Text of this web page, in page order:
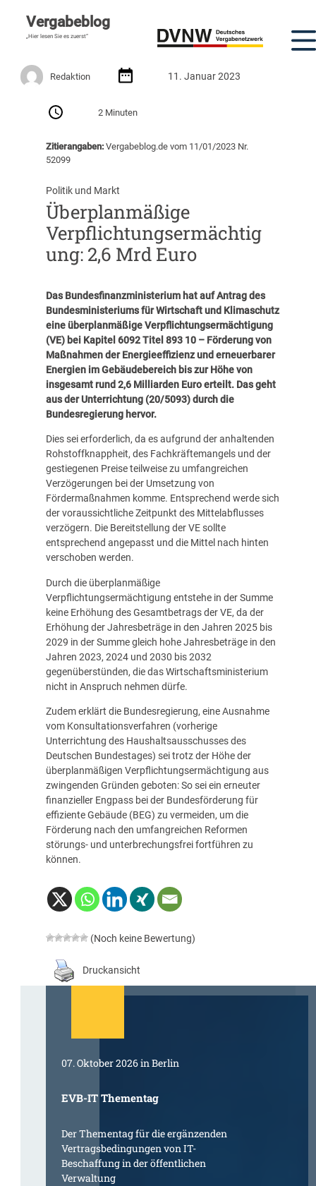
Vergabeblog
„Hier lesen Sie es zuerst“
Redaktion 11. Januar 2023
2 Minuten
Zitierangaben:Vergabeblog.de vom 11/01/2023 Nr.
52099
Politik und Markt
Überplanmäßige
Verpflichtungsermächtig
ung: 2,6 Mrd Euro
Das Bundesfinanzministerium hat auf Antrag des
Bundesministeriums für Wirtschaft und Klimaschutz
eine überplanmäßige Verpflichtungsermächtigung
(VE) bei Kapitel 6092 Titel 893 10 – Förderung von
Maßnahmen der Energieeffizienz und erneuerbarer
Energien im Gebäudebereich bis zur Höhe von
insgesamt rund 2,6 Milliarden Euro erteilt. Das geht
aus der Unterrichtung (20/5093) durch die
Bundesregierung hervor.
Dies sei erforderlich, da es aufgrund der anhaltenden
Rohstoffknappheit, des Fachkräftemangels und der
gestiegenen Preise teilweise zu umfangreichen
Verzögerungen bei der Umsetzung von
Fördermaßnahmen komme. Entsprechend werde sich
der voraussichtliche Zeitpunkt des Mittelabflusses
verzögern. Die Bereitstellung der VE sollte
entsprechend angepasst und die Mittel nach hinten
verschoben werden.
Durch die überplanmäßige
Verpflichtungsermächtigung entstehe in der Summe
keine Erhöhung des Gesamtbetrags der VE, da der
Erhöhung der Jahresbeträge in den Jahren 2025 bis
2029 in der Summe gleich hohe Jahresbeträge in den
Jahren 2023, 2024 und 2030 bis 2032
gegenüberstünden, die das Wirtschaftsministerium
nicht in Anspruch nehmen dürfe.
Zudem erklärt die Bundesregierung, eine Ausnahme
vom Konsultationsverfahren (vorherige
Unterrichtung des Haushaltsausschusses des
Deutschen Bundestages) sei trotz der Höhe der
überplanmäßigen Verpflichtungsermächtigung aus
zwingenden Gründen geboten: So sei ein erneuter
finanzieller Engpass bei der Bundesförderung für
effiziente Gebäude (BEG) zu vermeiden, um die
Förderung nach den umfangreichen Reformen
störungs- und unterbrechungsfrei fortführen zu
können.
(Noch keine Bewertung)
Druckansicht
07. Oktober 2026 in Berlin
EVB-IT Thementag
Der Thementag für die ergänzenden
Vertragsbedingungen von IT-
Beschaffung in der öffentlichen
Verwaltung